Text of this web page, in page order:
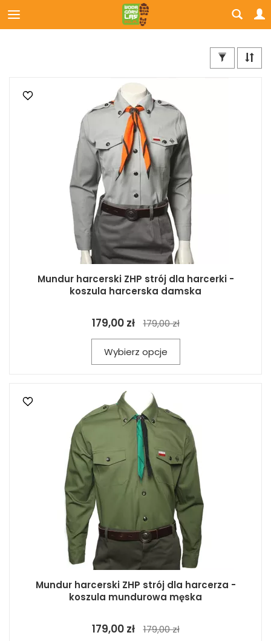
Mundur harcerski ZHP strój dla harcerki -
koszula harcerska damska
179,00 zł 179,00 zł
Wybierz opcje
Mundur harcerski ZHP strój dla harcerza -
koszula mundurowa męska
179,00 zł 179,00 zł